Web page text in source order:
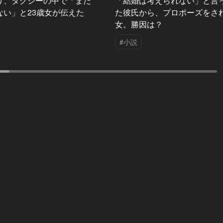
い」と23歳女が伝えた
た彼氏から、プロポーズをさ
女。勝因は？
#小説